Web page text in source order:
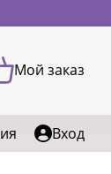
Мой заказ
Вход